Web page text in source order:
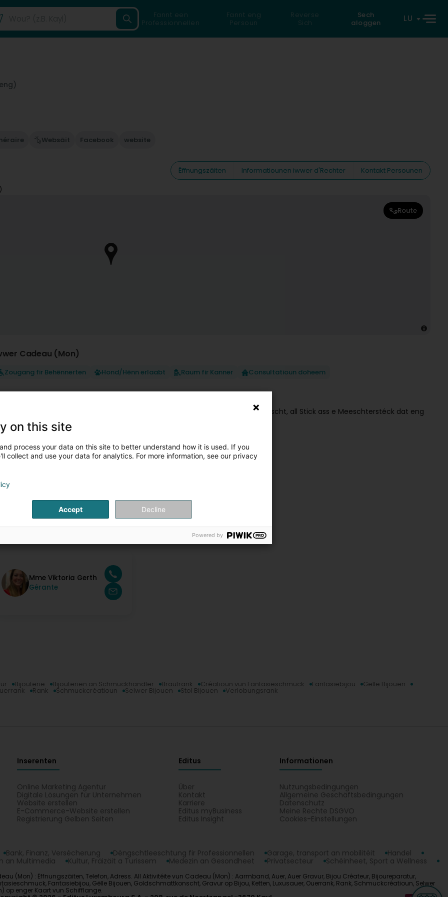
Fannt een
Professionnellen
Fannt eng
Persoun
Reverse
Sich
Sech
aloggen
LU
Websäit Facebook website
Ëffnungszäiten Informatiounen iwwer d'Rechter
Kontakt Persounen
Route
Cadeau (Mon)
Zougang fir Behënnerten Hond/Hënn erlaabt Raum fir Kanner Consultatioun doheem
d'Vergaangenheet, erstellt d'Zukunft, Handgemaach mat Léift a Konscht, all Stick ass e Meeschterstéck dat eng
erzielt, är Geschicht!
Funktioun a Schéinheet, sou datt är Auer fir all Moment prett ass.
huet de Choix!
Design Iddien, Optiounen, Budget mat Bijouen Beroder.
eenzegaarteg Réng fir eng eenzegaarteg Hochzäit.
Mme Viktoria Gerth
Gérante
Bijouterie Bijouterien an Schmuckhändler Brautrank Créatioun vun Fantasieschmuck Fantasiebijou Gëlle Bijouen
Rank Schmuckcréatioun Selwer Bijouen Stol Bijouen Verlobungsrank
Inserenten
Online Marketing Agentur
Digitale Lösungen für Unternehmen
Website erstellen
E-Commerce-Website erstellen
Registrierung Gelben Seiten
Editus
Über
Kontakt
Karriere
Editus myBusiness
Editus Insight
Informationen
Nutzungsbedingungen
Allgemeine Geschäftsbedingungen
Datenschutz
Meine Rechte DSGVO
Cookies-Einstellungen
Bank, Finanz, Versécherung Déngschtleeschtung fir Professionnellen Garage, transport an mobilitéit
Handel
an Multimedia Kultur, Fräizäit a Turissem Medezin an Gesondheet Privatsecteur
Schéinheet, Sport a Wellness
(Mon) : Ëffnungszäiten, Telefon, Adress. All Aktivitéite vun Cadeau (Mon) : Aarmband, Auer, Auer Gravur, Bijou Créateur, Bijoureparatur,
Fantasiebijou, Gëlle Bijouen, Goldschmattkonscht, Gravur op Bijou, Ketten, Luxusauer, Ouerrank, Rank, Schmuckcréatioun, Selwer
op enger Kaart vun Schifflange.
on this site
process your data on this site to better understand how it is used. If you
collect and use your data for analytics. For more information, see our privacy
Accept Decline
Powered by